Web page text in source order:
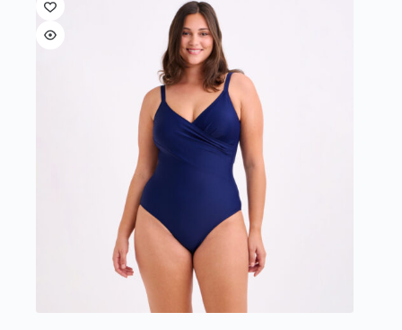
Οι
επιλογές
μπορούν
να
επιλεγούν
στη
σελίδα
του
προϊόντος